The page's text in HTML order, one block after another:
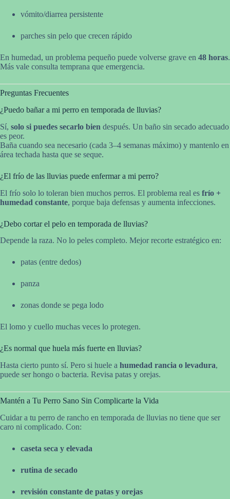
vómito/diarrea persistente
parches sin pelo que crecen rápido
En humedad, un problema pequeño puede volverse grave en 48 horas.
Más vale consulta temprana que emergencia.
Preguntas Frecuentes
¿Puedo bañar a mi perro en temporada de lluvias?
Sí, solo si puedes secarlo bien después. Un baño sin secado adecuado
es peor.
Baña cuando sea necesario (cada 3–4 semanas máximo) y mantenlo en
área techada hasta que se seque.
¿El frío de las lluvias puede enfermar a mi perro?
El frío solo lo toleran bien muchos perros. El problema real es frío +
humedad constante, porque baja defensas y aumenta infecciones.
¿Debo cortar el pelo en temporada de lluvias?
Depende la raza. No lo peles completo. Mejor recorte estratégico en:
patas (entre dedos)
panza
zonas donde se pega lodo
El lomo y cuello muchas veces lo protegen.
¿Es normal que huela más fuerte en lluvias?
Hasta cierto punto sí. Pero si huele a humedad rancia o levadura,
puede ser hongo o bacteria. Revisa patas y orejas.
Mantén a Tu Perro Sano Sin Complicarte la Vida
Cuidar a tu perro de rancho en temporada de lluvias no tiene que ser
caro ni complicado. Con:
caseta seca y elevada
rutina de secado
revisión constante de patas y orejas